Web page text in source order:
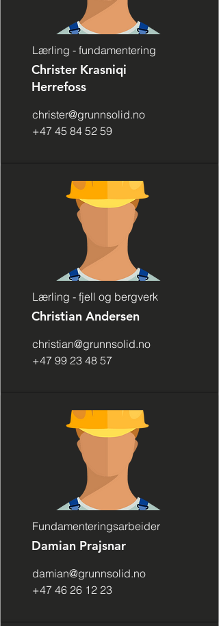
Lærling - fundamentering
Christer Krasniqi
Herrefoss
christer@grunnsolid.no
+47 45 84 52 59
Lærling - fjell og bergverk
Christian Andersen
christian@grunnsolid.no
+47 99 23 48 57
Fundamenteringsarbeider
Damian Prajsnar
damian@grunnsolid.no
+47 46 26 12 23